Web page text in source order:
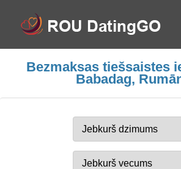
Bezmaksas tiešsaistes
Babadag,